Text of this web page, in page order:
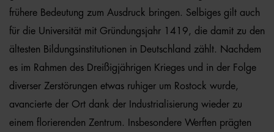
frühere Bedeutung zum Ausdruck bringen. Selbiges gilt auch
für die Universität mit Gründungsjahr 1419, die damit zu den
ältesten Bildungsinstitutionen in Deutschland zählt. Nachdem
es im Rahmen des Dreißigjährigen Krieges und in der Folge
diverser Zerstörungen etwas ruhiger um Rostock wurde,
avancierte der Ort dank der Industrialisierung wieder zu
einem florierenden Zentrum. Insbesondere Werften prägten